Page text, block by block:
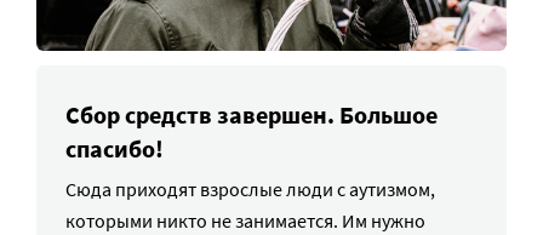
Сбор средств завершен. Большое
спасибо!
Сюда приходят взрослые люди с аутизмом,
которыми никто не занимается. Им нужно